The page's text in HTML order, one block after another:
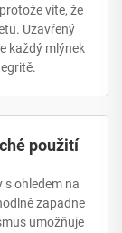
víte, že
Uzavřený
každý mlýnek
použití
s ohledem na
zapadne
umožňuje